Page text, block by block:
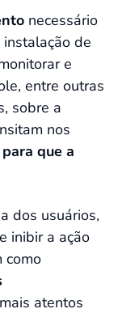
necessário
de
e
entre outras
sobre a
nos
que a
dos usuários,
inibir a ação
como
atentos